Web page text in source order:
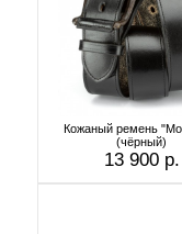
Кожаный ремень
(чёрный)
13 900 р.